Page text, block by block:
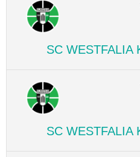
SC WESTFALIA
SC WESTFALIA